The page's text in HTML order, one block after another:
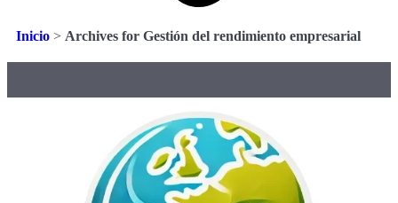
Inicio > Archives for Gestión del rendimiento empresarial